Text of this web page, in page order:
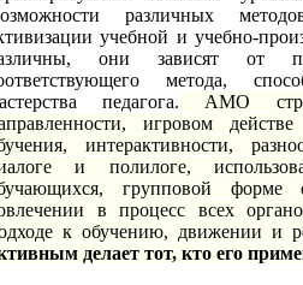
различных
учебной и учебно-
они зависят от
метода,
педагога. АМО
игровом
интерактивности,
и полилоге,
групповой форме
в процесс всех
к обучению, движении и
делает тот, кто его